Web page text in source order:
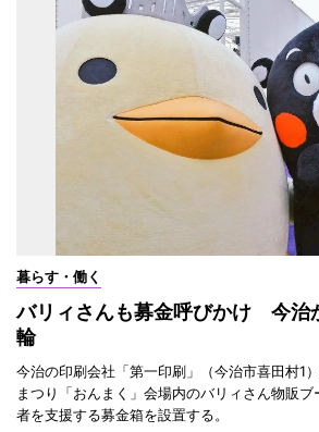
暮らす・働く
バリィさんも募金呼びかけ 今治
輪
今治の印刷会社「第一印刷」（今治市喜田村1
まつり「おんまく」会場内のバリィさん物販
者を支援する募金箱を設置する。